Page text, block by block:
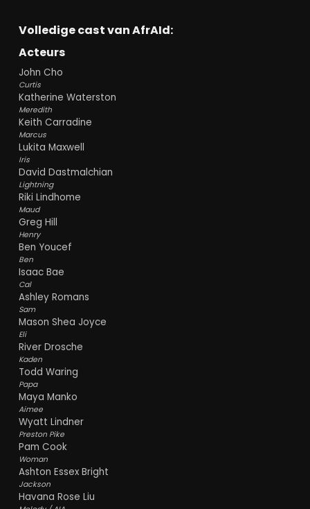
Volledige cast van AfrAId:
Acteurs
John Cho
Curtis
Katherine Waterston
Meredith
Keith Carradine
Marcus
Lukita Maxwell
Iris
David Dastmalchian
Lightning
Riki Lindhome
Maud
Greg Hill
Henry
Ben Youcef
Ben
Isaac Bae
Cal
Ashley Romans
Sam
Mason Shea Joyce
Eli
River Drosche
Kaden
Todd Waring
Papa
Maya Manko
Aimee
Wyatt Lindner
Preston Pike
Pam Cook
Woman
Ashton Essex Bright
Jackson
Havana Rose Liu